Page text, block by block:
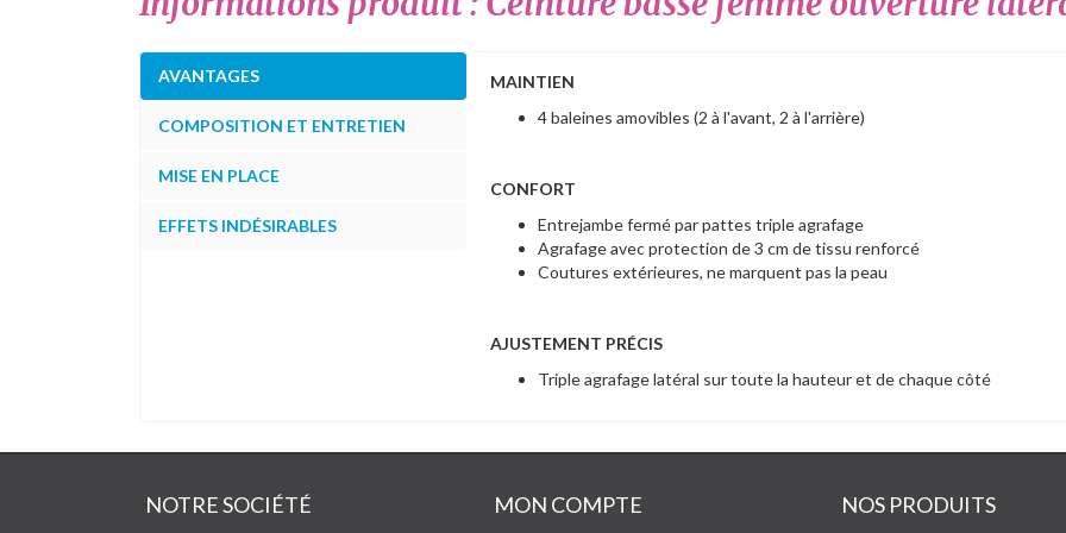
AVANTAGES
COMPOSITION ET ENTRETIEN
MISE EN PLACE
EFFETS INDÉSIRABLES
MAINTIEN
4 baleines amovibles (2 à l'avant, 2 à l'arrière)
CONFORT
Entrejambe fermé par pattes triple agrafage
Agrafage avec protection de 3 cm de tissu renforcé
Coutures extérieures, ne marquent pas la peau
AJUSTEMENT PRÉCIS
Triple agrafage latéral sur toute la hauteur et de chaque côté
NOTRE SOCIÉTÉ MON COMPTE NOS PRODUITS